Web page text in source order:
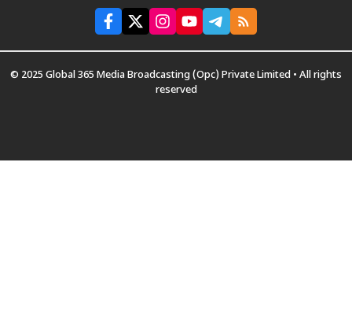
© 2025 Global 365 Media Broadcasting (Opc) Private Limited • All rights
reserved